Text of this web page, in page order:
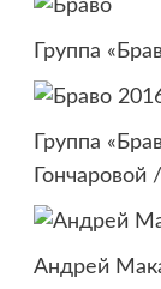
Группа
Группа
Гончаровой
Андрей